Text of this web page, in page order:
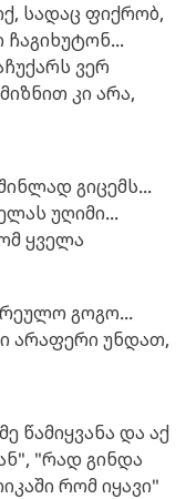
სადაც ფიქრობ,
ვერ
კი არა,
გიცემს...
უღიმი...
ყველა
გოგო...
არაფერი უნდათ,
წამიყვანა და აქ
"რად გინდა
რომ იყავი"